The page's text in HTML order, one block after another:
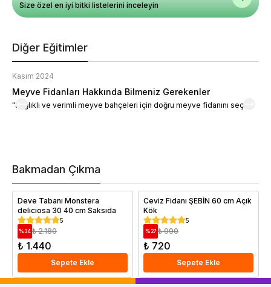
Size özel en iyi bitki listelerini inceleyin
Diğer Eğitimler
Kasım 2024
Meyve Fidanları Hakkında Bilmeniz Gerekenler
"Sağlıklı ve verimli meyve bahçeleri için doğru meyve fidanını seçin."
Bakmadan Çıkma
Deve Tabanı Monstera
deliciosa 30 40 cm Saksıda
5
%34 ₺ 2.180
₺ 1.440
Sepete Ekle
Ceviz Fidanı ŞEBİN 60 cm Açık
Kök
5
%27 ₺ 990
₺ 720
Sepete Ekle